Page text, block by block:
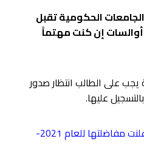
الحكومية تقبل
أوالسات إن كنت مهتماً
يجب على الطالب انتظار صدور
عليها.
مفاضلتها للعام 2021
-